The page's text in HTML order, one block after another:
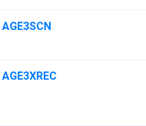
AGE3SCN
AGE3XREC